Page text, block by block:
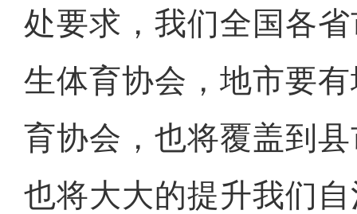
处要求，我们全国各
生体育协会，地市要
育协会，也将覆盖到
也将大大的提升我们